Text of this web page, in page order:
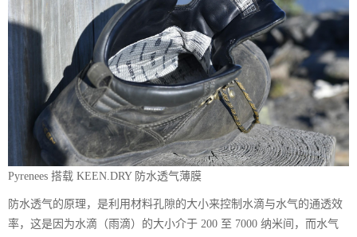
Pyrenees 搭载 KEEN.DRY 防水透气薄膜
防水透气的原理，是利用材料孔隙的大小来控制水滴与水气的通透效
率，这是因为水滴（雨滴）的大小介于 200 至 7000 纳米间，而水气